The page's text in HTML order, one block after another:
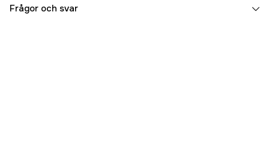
Referensnummer 5000025596
Frågor och svar